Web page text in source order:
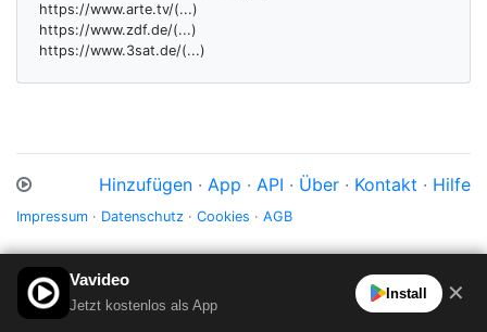
https://www.arte.tv/(...)
https://www.zdf.de/(...)
https://www.3sat.de/(...)
Hinzufügen · App · API · Über · Kontakt · Hilfe
Impressum · Datenschutz · Cookies · AGB
Vavideo
Jetzt kostenlos als App
Install ✕